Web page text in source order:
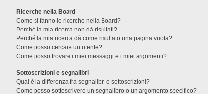
Ricerche nella Board
Come si fanno le ricerche nella Board?
Perché la mia ricerca non dà risultati?
Perché la mia ricerca dà come risultato una pagina vuota?
Come posso cercare un utente?
Come posso trovare i miei messaggi e i miei argomenti?
Sottoscrizioni e segnalibri
Qual è la differenza fra segnalibri e sottoscrizioni?
Come posso sottoscrivere un segnalibro o un argomento specifico?